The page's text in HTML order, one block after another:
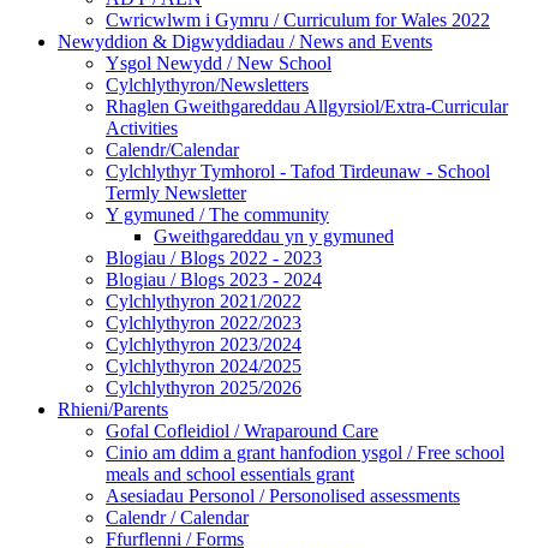
Cwricwlwm i Gymru / Curriculum for Wales 2022
Newyddion & Digwyddiadau / News and Events
Ysgol Newydd / New School
Cylchlythyron/Newsletters
Rhaglen Gweithgareddau Allgyrsiol/Extra-Curricular
Activities
Calendr/Calendar
Cylchlythyr Tymhorol - Tafod Tirdeunaw - School
Termly Newsletter
Y gymuned / The community
Gweithgareddau yn y gymuned
Blogiau / Blogs 2022 - 2023
Blogiau / Blogs 2023 - 2024
Cylchlythyron 2021/2022
Cylchlythyron 2022/2023
Cylchlythyron 2023/2024
Cylchlythyron 2024/2025
Cylchlythyron 2025/2026
Rhieni/Parents
Gofal Cofleidiol / Wraparound Care
Cinio am ddim a grant hanfodion ysgol / Free school
meals and school essentials grant
Asesiadau Personol / Personolised assessments
Calendr / Calendar
Ffurflenni / Forms